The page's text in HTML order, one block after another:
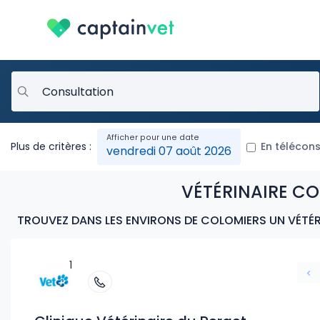
Plus de critères : vendredi 07 août 2026 En
VÉTÉRINAIRE
TROUVEZ DANS LES ENVIRONS DE COLOMIERS UN
1